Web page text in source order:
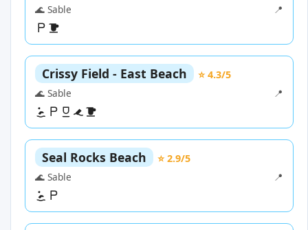
🌊 Sable
📍
Crissy Field - East Beach
⭐ 4.3/5
🌊 Sable
📍
Seal Rocks Beach
⭐ 2.9/5
🌊 Sable
📍